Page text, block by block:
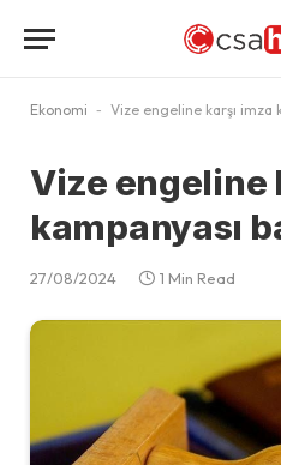
Ekonomi - Vize engeline karşı imza
Vize engeline
kampanyası
27/08/2024 1 Min Read